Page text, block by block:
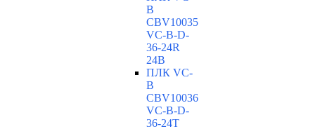
B
CBV10035
VC-В-D-
36-24R
24В
ПЛК VC-
B
CBV10036
VC-В-D-
36-24T